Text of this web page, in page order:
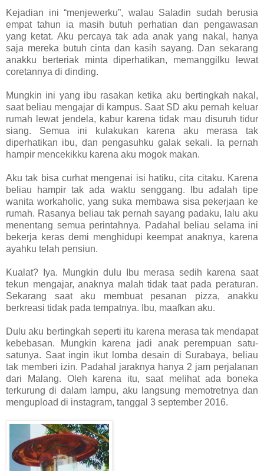
Kejadian ini “menjewerku”, walau Saladin sudah berusia
empat tahun ia masih butuh perhatian dan pengawasan
yang ketat. Aku percaya tak ada anak yang nakal, hanya
saja mereka butuh cinta dan kasih sayang. Dan sekarang
anakku berteriak minta diperhatikan, memanggilku lewat
coretannya di dinding.
Mungkin ini yang ibu rasakan ketika aku bertingkah nakal,
saat beliau mengajar di kampus. Saat SD aku pernah keluar
rumah lewat jendela, kabur karena tidak mau disuruh tidur
siang. Semua ini kulakukan karena aku merasa tak
diperhatikan ibu, dan pengasuhku galak sekali. Ia pernah
hampir mencekikku karena aku mogok makan.
Aku tak bisa curhat mengenai isi hatiku, cita citaku. Karena
beliau hampir tak ada waktu senggang. Ibu adalah tipe
wanita workaholic, yang suka membawa sisa pekerjaan ke
rumah. Rasanya beliau tak pernah sayang padaku, lalu aku
menentang semua perintahnya. Padahal beliau selama ini
bekerja keras demi menghidupi keempat anaknya, karena
ayahku telah pensiun.
Kualat? Iya. Mungkin dulu Ibu merasa sedih karena saat
tekun mengajar, anaknya malah tidak taat pada peraturan.
Sekarang saat aku membuat pesanan pizza, anakku
berkreasi tidak pada tempatnya. Ibu, maafkan aku.
Dulu aku bertingkah seperti itu karena merasa tak mendapat
kebebasan. Mungkin karena jadi anak perempuan satu-
satunya. Saat ingin ikut lomba desain di Surabaya, beliau
tak memberi izin. Padahal jaraknya hanya 2 jam perjalanan
dari Malang. Oleh karena itu, saat melihat ada boneka
terkurung di dalam lampu, aku langsung memotretnya dan
mengupload di instagram, tanggal 3 september 2016.